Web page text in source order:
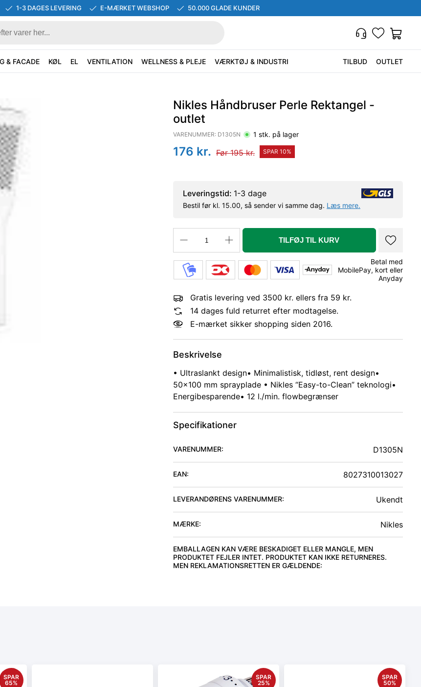
1-3 DAGES LEVERING E-MÆRKET WEBSHOP 50.000 GLADE KUNDER
& FACADE KØL EL VENTILATION WELLNESS & PLEJE VÆRKTØJ & INDUSTRI TILBUD OUTLET
Nikles Håndbruser Perle Rektangel -
outlet
VARENUMMER: D1305N 1 stk. på lager
176 kr. Før195kr. SPAR 10%
Leveringstid: 1-3 dage
Bestil før kl. 15.00, så sender vi samme dag. Læs mere.
TILFØJ TIL KURV
Betal med
MobilePay, kort eller
Anyday
Gratis levering ved 3500 kr. ellers fra 59 kr.
14 dages fuld returret efter modtagelse.
E-mærket sikker shopping siden 2016.
Beskrivelse
• Ultraslankt design• Minimalistisk, tidløst, rent design•
50×100 mm sprayplade • Nikles “Easy-to-Clean” teknologi•
Energibesparende• 12 l./min. flowbegrænser
Specifikationer
VARENUMMER: D1305N
EAN: 8027310013027
LEVERANDØRENS VARENUMMER: Ukendt
MÆRKE: Nikles
EMBALLAGEN KAN VÆRE BESKADIGET ELLER MANGLE, MEN
PRODUKTET FEJLER INTET. PRODUKTET KAN IKKE RETURNERES.
MEN REKLAMATIONSRETTEN ER GÆLDENDE:
SPAR
65%
SPAR
25%
SPAR
50%